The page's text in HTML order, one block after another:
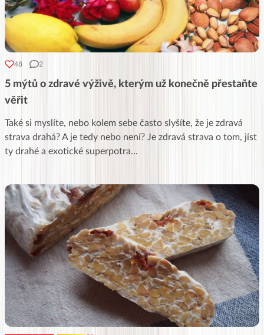
48 2
5 mýtů o zdravé výživě, kterým už konečně přestaňte
věřit
Také si myslíte, nebo kolem sebe často slyšíte, že je zdravá
strava drahá? A je tedy nebo není? Je zdravá strava o tom, jíst
ty drahé a exotické superpotra...